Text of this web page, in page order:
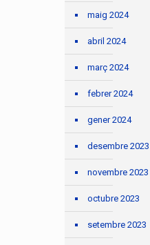
maig 2024
abril 2024
març 2024
febrer 2024
gener 2024
desembre 2023
novembre 2023
octubre 2023
setembre 2023